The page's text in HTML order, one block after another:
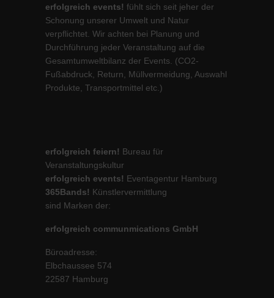
erfolgreich events! fühlt sich seit jeher der
Schonung unserer Umwelt und Natur
verpflichtet. Wir achten bei Planung und
Durchführung jeder Veranstaltung auf die
Gesamtumweltbilanz der Events. (CO2-
Fußabdruck, Return, Müllvermeidung, Auswahl
Produkte, Transportmittel etc.)
erfolgreich feiern! Bureau für
Veranstaltungskultur
erfolgreich events! Eventagentur Hamburg
365Bands! Künstlervermittlung
sind Marken der:
erfolgreich communmications GmbH
Büroadresse:
Elbchaussee 574
22587 Hamburg